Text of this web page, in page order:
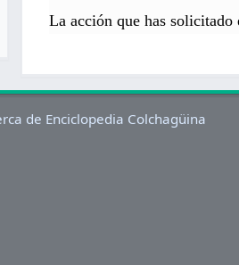
La acción que has
de Enciclopedia Colchagüina